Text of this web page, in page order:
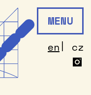
en cz
MENU